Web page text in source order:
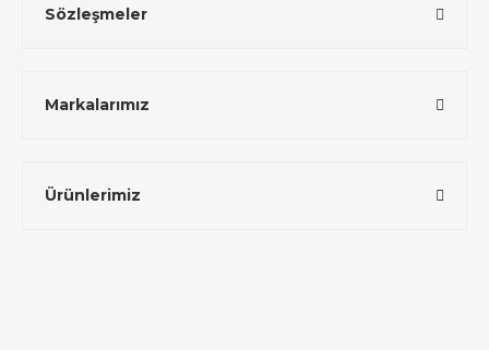
Sözleşmeler
Markalarımız
Ürünlerimiz